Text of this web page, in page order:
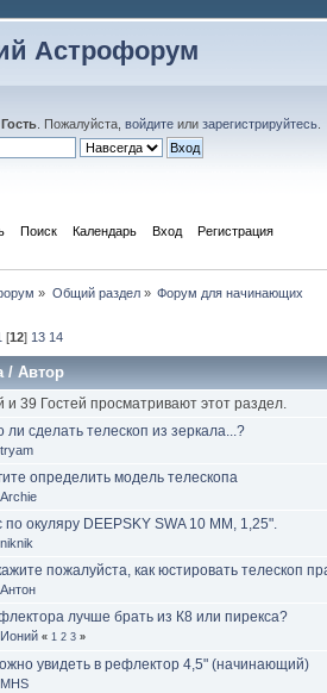
Астрофорум
Гость . Пожалуйста, войдите или зарегистрируйтесь
Поиск Календарь Вход Регистрация
» Общий раздел» Форум для начинающих
[12] 13 14
/Автор
и 39 Гостей просматривают этот раздел.
ли сделать телескоп из зеркала...?
tryam
определить модель телескопа
Archie
по окуляру DEEPSKY SWA 10 ММ, 1,25".
niknik
пожалуйста, как юстировать телескоп
Антон
лучше брать из К8 или пирекса?
Ионий « 1 2 3 »
увидеть в рефлектор 4,5" (начинающий)
MHS